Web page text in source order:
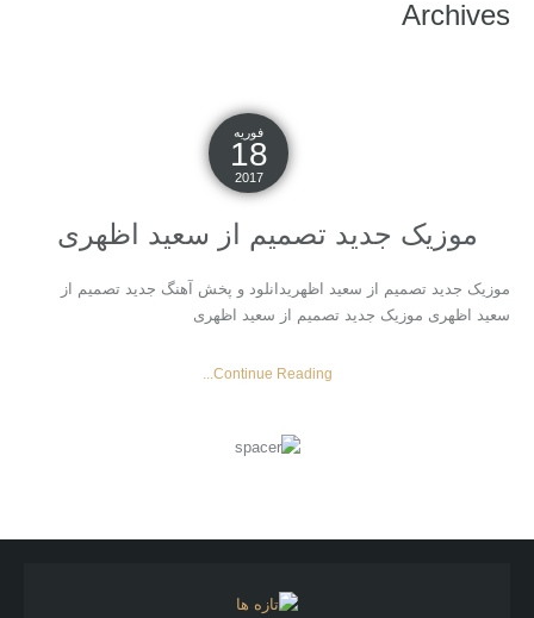
Archives
فوریه
18
2017
موزیک جدید تصمیم از سعید اظهری
موزیک جدید تصمیم از سعید اظهریدانلود و پخش آهنگ جدید تصمیم از
سعید اظهری موزیک جدید تصمیم از سعید اظهری
Continue Reading...